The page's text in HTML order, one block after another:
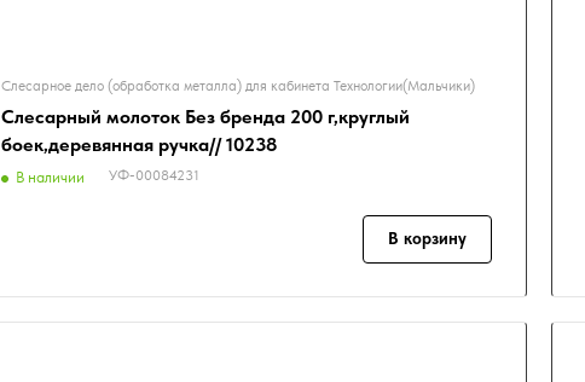
Слесарное дело (обработка металла) для кабинета Технологии(Мальчики)
Слесарный молоток Без бренда 200 г,круглый
боек,деревянная ручка// 10238
В наличии УФ-00084231
В корзину